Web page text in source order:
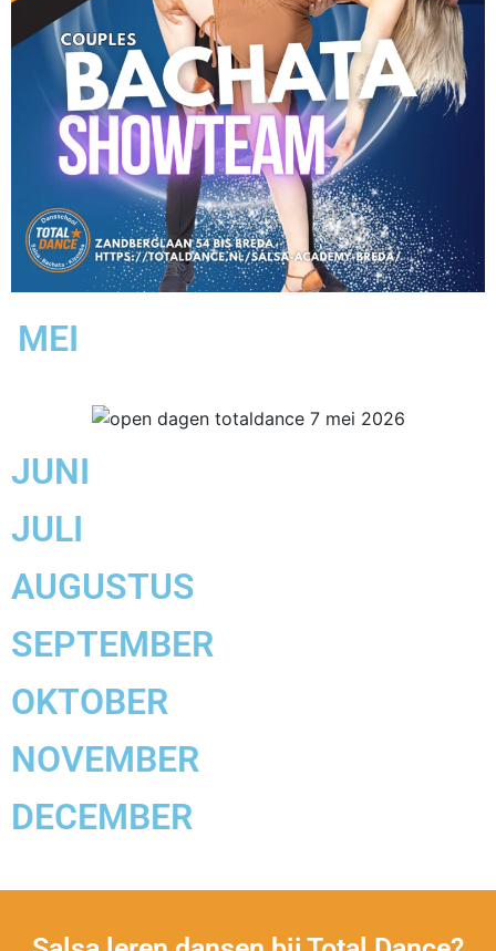
MEI
JUNI
JULI
AUGUSTUS
SEPTEMBER
OKTOBER
NOVEMBER
DECEMBER